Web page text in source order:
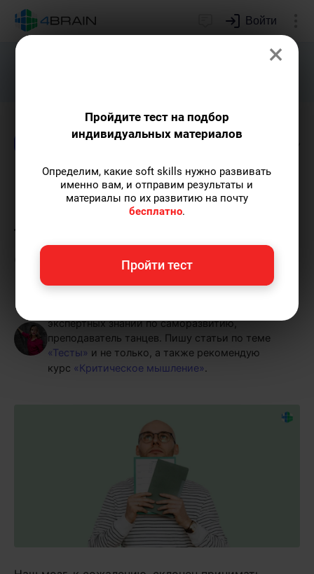
Войти
Подарим индивидуальный план
Тесты Образование
Преимущества и
недостатки различных
типов тестов: как выбрать
свой инструмент для роста?
экспертных знаний по саморазвитию,
преподаватель танцев. Пишу статьи по теме
«Тесты» и не только, а также рекомендую
курс «Критическое мышление».
×
Пройдите тест на подбор
индивидуальных материалов
Определим, какие soft skills нужно развивать
именно вам, и отправим результаты и
материалы по их развитию на почту
бесплатно.
Пройти тест